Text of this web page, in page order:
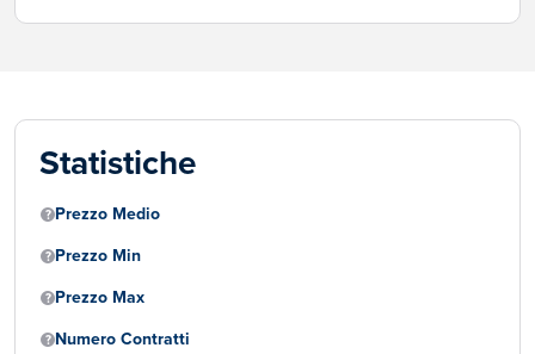
Statistiche
Prezzo Medio
Prezzo Min
Prezzo Max
Numero Contratti